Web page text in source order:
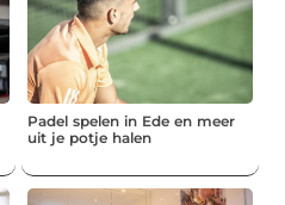
Padel spelen in Ede en meer
uit je potje halen